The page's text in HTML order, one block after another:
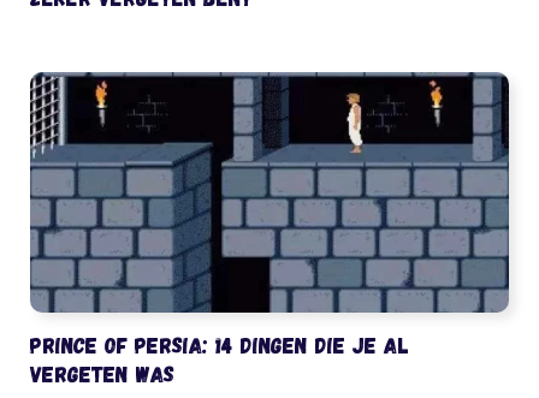
Prince of Persia: 14 dingen die je al
vergeten was